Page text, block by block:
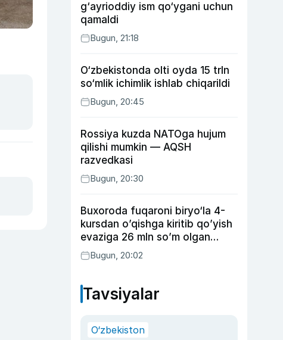
g‘ayrioddiy ism qo‘ygani uchun
qamaldi
Bugun, 21:18
O‘zbekistonda olti oyda 15 trln
so‘mlik ichimlik ishlab chiqarildi
Bugun, 20:45
Rossiya kuzda NATOga hujum
qilishi mumkin — AQSH
razvedkasi
Bugun, 20:30
Buxoroda fuqaroni biryo‘la 4-
kursdan o’qishga kiritib qo’yish
evaziga 26 mln so’m olgan
shaxs ushlandi
Bugun, 20:02
Tavsiyalar
O‘zbekiston